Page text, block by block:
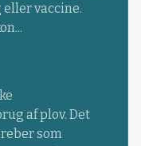
vaccine.
af plov. Det
som